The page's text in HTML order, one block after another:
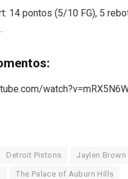
14 pontos (5/10 FG), 5
Detroit Pistons Jaylen Brown
The Palace of Auburn Hills